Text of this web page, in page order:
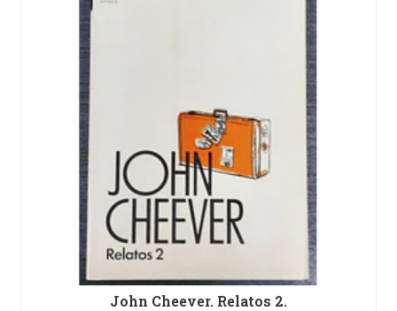
John Cheever. Relatos 2.